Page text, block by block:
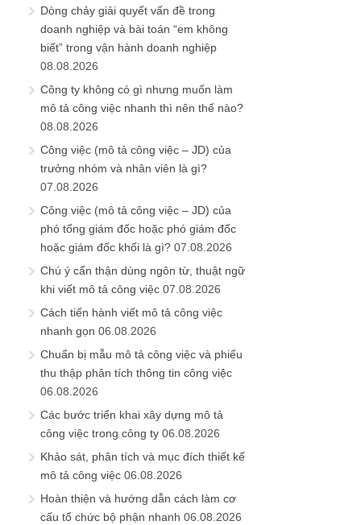
Dòng chảy giải quyết vấn đề trong
doanh nghiệp và bài toán “em không
biết” trong vận hành doanh nghiệp
08.08.2026
Công ty không có gì nhưng muốn làm
mô tả công việc nhanh thì nên thế nào?
08.08.2026
Công việc (mô tả công việc – JD) của
trưởng nhóm và nhân viên là gì?
07.08.2026
Công việc (mô tả công việc – JD) của
phó tổng giám đốc hoặc phó giám đốc
hoặc giám đốc khối là gì? 07.08.2026
Chú ý cẩn thận dùng ngôn từ, thuật ngữ
khi viết mô tả công việc 07.08.2026
Cách tiến hành viết mô tả công việc
nhanh gọn 06.08.2026
Chuẩn bị mẫu mô tả công việc và phiếu
thu thập phân tích thông tin công việc
06.08.2026
Các bước triển khai xây dựng mô tả
công việc trong công ty 06.08.2026
Khảo sát, phân tích và mục đích thiết kế
mô tả công việc 06.08.2026
Hoàn thiện và hướng dẫn cách làm cơ
cấu tổ chức bộ phận nhanh 06.08.2026